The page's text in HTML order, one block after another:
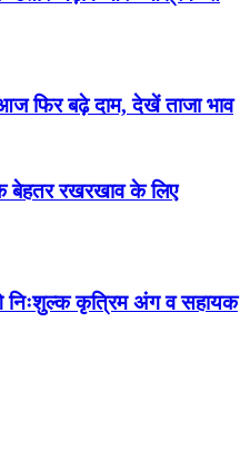
फिर बढ़े दाम, देखें ताजा भाव
के बेहतर रखरखाव के लिए
निःशुल्क कृत्रिम अंग व सहायक